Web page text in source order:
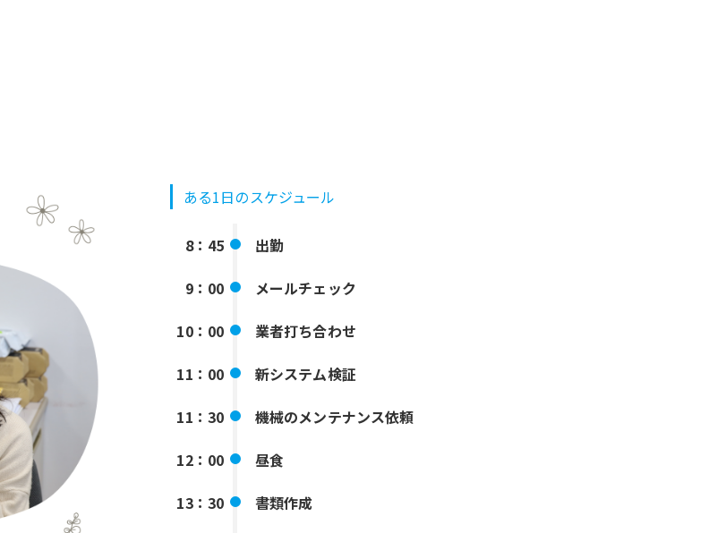
ある1日のスケジュール
8：45
出勤
9：00
メールチェック
10：00
業者打ち合わせ
11：00
新システム検証
11：30
機械のメンテナンス依頼
12：00
昼食
13：30
書類作成